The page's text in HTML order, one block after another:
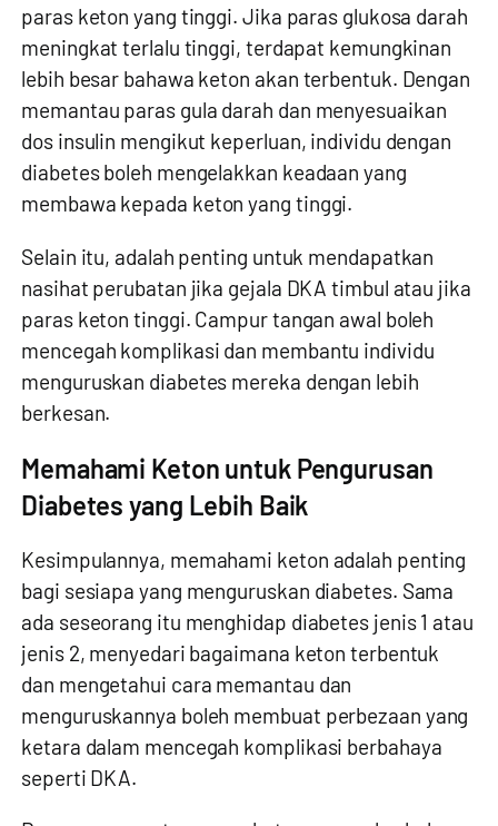
paras keton yang tinggi. Jika paras glukosa darah
meningkat terlalu tinggi, terdapat kemungkinan
lebih besar bahawa keton akan terbentuk. Dengan
memantau paras gula darah dan menyesuaikan
dos insulin mengikut keperluan, individu dengan
diabetes boleh mengelakkan keadaan yang
membawa kepada keton yang tinggi.
Selain itu, adalah penting untuk mendapatkan
nasihat perubatan jika gejala DKA timbul atau jika
paras keton tinggi. Campur tangan awal boleh
mencegah komplikasi dan membantu individu
menguruskan diabetes mereka dengan lebih
berkesan.
Memahami Keton untuk Pengurusan
Diabetes yang Lebih Baik
Kesimpulannya, memahami keton adalah penting
bagi sesiapa yang menguruskan diabetes. Sama
ada seseorang itu menghidap diabetes jenis 1 atau
jenis 2, menyedari bagaimana keton terbentuk
dan mengetahui cara memantau dan
menguruskannya boleh membuat perbezaan yang
ketara dalam mencegah komplikasi berbahaya
seperti DKA.